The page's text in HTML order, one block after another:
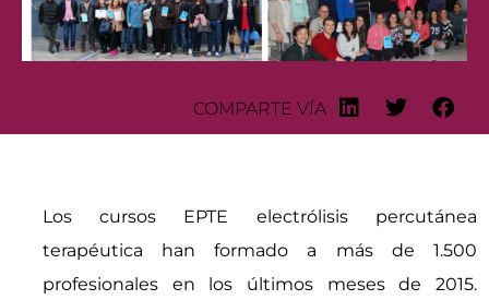
COMPARTE VÍA
Los cursos EPTE electrólisis percutánea
terapéutica han formado a más de 1.500
profesionales en los últimos meses de 2015.